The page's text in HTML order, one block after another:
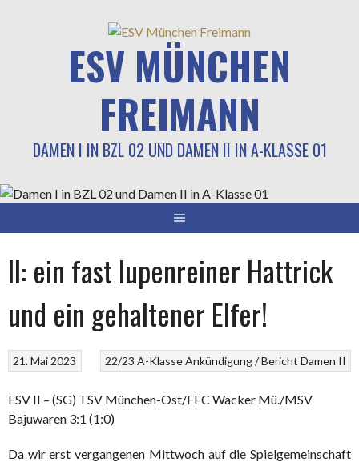
ESV MÜNCHEN
FREIMANN
DAMEN I IN BZL 02 UND DAMEN II IN A-KLASSE 01
II: ein fast lupenreiner Hattrick
und ein gehaltener Elfer!
22/23 A-KlasseAnkündigung / Bericht Damen II
21. Mai 2023
ESV II – (SG) TSV München-Ost/FFC Wacker Mü./MSV
Bajuwaren 3:1 (1:0)
Da wir erst vergangenen Mittwoch auf die Spielgemeinschaft